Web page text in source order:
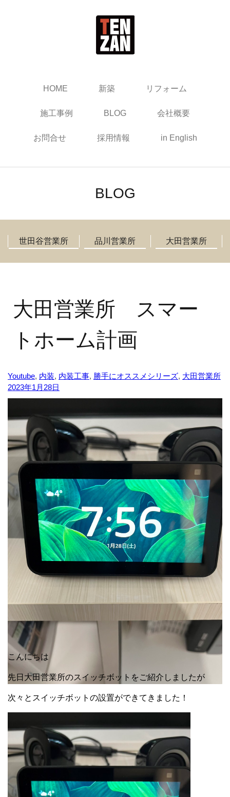
HOME 新築 リフォーム
施工事例 BLOG 会社概要
お問合せ 採用情報 in English
BLOG
世田谷営業所 品川営業所 大田営業所
大田営業所 スマー
トホーム計画
Youtube, 内装, 内装工事, 勝手にオススメシリーズ, 大田営業所
2023年1月28日
こんにちは
先日大田営業所のスイッチボットをご紹介しましたが
次々とスイッチボットの設置ができてきました！